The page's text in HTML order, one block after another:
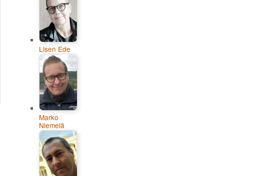
Lisen Ede
Marko
Niemelä